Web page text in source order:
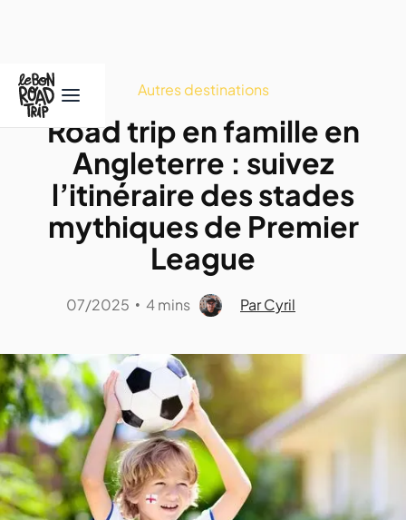
Autres destinations
Road trip en famille en
Angleterre : suivez
l’itinéraire des stades
mythiques de Premier
League
07/2025 • 4 mins Par Cyril